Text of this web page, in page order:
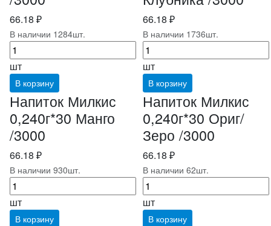
66.18 ₽
В наличии 1284шт.
шт
В корзину
66.18 ₽
В наличии 1736шт.
шт
В корзину
Напиток Милкис
0,240г*30 Манго
/3000
66.18 ₽
В наличии 930шт.
шт
В корзину
Напиток Милкис
0,240г*30 Ориг/
Зеро /3000
66.18 ₽
В наличии 62шт.
шт
В корзину